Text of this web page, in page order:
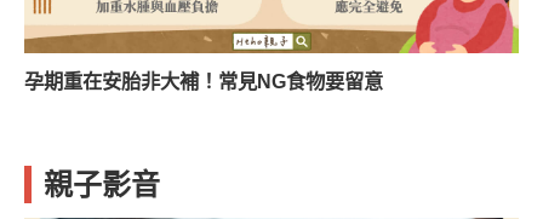
孕期重在安胎非大補！常見NG食物要留意
親子影音